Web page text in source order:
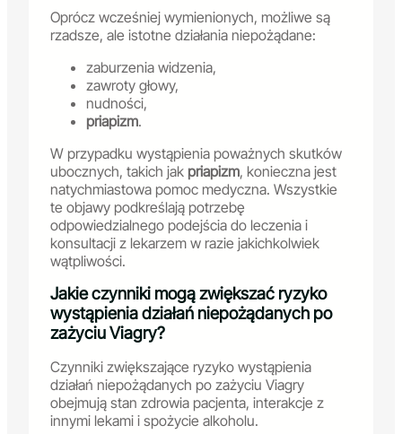
Oprócz wcześniej wymienionych, możliwe są
rzadsze, ale istotne działania niepożądane:
zaburzenia widzenia,
zawroty głowy,
nudności,
priapizm.
W przypadku wystąpienia poważnych skutków
ubocznych, takich jak priapizm, konieczna jest
natychmiastowa pomoc medyczna. Wszystkie
te objawy podkreślają potrzebę
odpowiedzialnego podejścia do leczenia i
konsultacji z lekarzem w razie jakichkolwiek
wątpliwości.
Jakie czynniki mogą zwiększać ryzyko
wystąpienia działań niepożądanych po
zażyciu Viagry?
Czynniki zwiększające ryzyko wystąpienia
działań niepożądanych po zażyciu Viagry
obejmują stan zdrowia pacjenta, interakcje z
innymi lekami i spożycie alkoholu.